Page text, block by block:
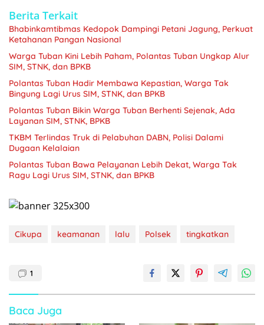
Berita Terkait
Bhabinkamtibmas Kedopok Dampingi Petani Jagung, Perkuat
Ketahanan Pangan Nasional
Warga Tuban Kini Lebih Paham, Polantas Tuban Ungkap Alur
SIM, STNK, dan BPKB
Polantas Tuban Hadir Membawa Kepastian, Warga Tak
Bingung Lagi Urus SIM, STNK, dan BPKB
Polantas Tuban Bikin Warga Tuban Berhenti Sejenak, Ada
Layanan SIM, STNK, BPKB
TKBM Terlindas Truk di Pelabuhan DABN, Polisi Dalami
Dugaan Kelalaian
Polantas Tuban Bawa Pelayanan Lebih Dekat, Warga Tak
Ragu Lagi Urus SIM, STNK, dan BPKB
Cikupa keamanan lalu Polsek tingkatkan
1
Baca Juga